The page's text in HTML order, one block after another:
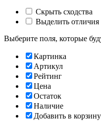
Скрыть сходства
Выделить отличия
Выберите поля, которые
Картинка
Артикул
Рейтинг
Цена
Остаток
Наличие
Добавить в корзину